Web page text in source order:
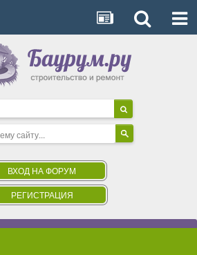
ВХОД НА ФОРУМ
РЕГИСТРАЦИЯ